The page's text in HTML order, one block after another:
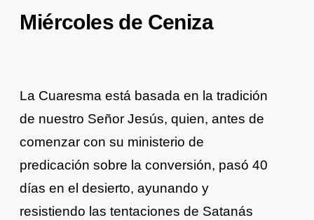
Miércoles de Ceniza
La Cuaresma está basada en la tradición
de nuestro Señor Jesús, quien, antes de
comenzar con su ministerio de
predicación sobre la conversión, pasó 40
días en el desierto, ayunando y
resistiendo las tentaciones de Satanás